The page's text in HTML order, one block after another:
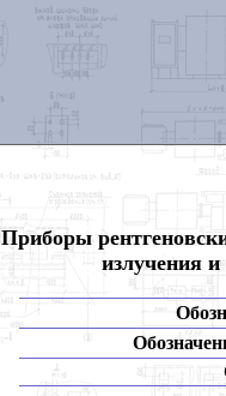
Приборы
излучения и